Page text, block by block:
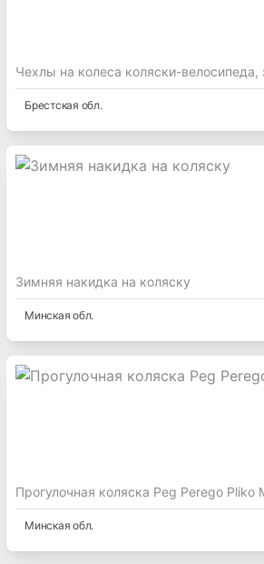
Чехлы на колеса коляски-
Брестская обл.
Зимняя накидка на коляску
Минская обл.
Прогулочная коляска Peg Perego Pliko
Минская обл.